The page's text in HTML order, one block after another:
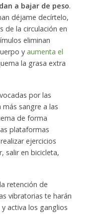
a bajar de peso.
déjame decírtelo,
de la circulación en
eliminan
y aumenta el
la grasa extra
por las
sangre a las
de forma
plataformas
ejercicios
salir en bicicleta,
retención de
vibratorias te harán
activa los ganglios